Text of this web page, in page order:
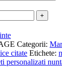
Categorii:
citate Etichete:
personalizati